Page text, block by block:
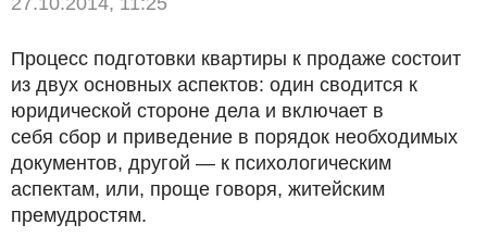
Процесс подготовки квартиры к продаже состоит
из двух основных аспектов: один сводится к
юридической стороне дела и включает в
себя сбор и приведение в порядок необходимых
документов, другой — к психологическим
аспектам, или, проще говоря, житейским
премудростям.